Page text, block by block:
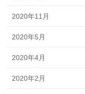
2020年11月
2020年5月
2020年4月
2020年2月